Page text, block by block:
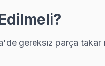
gereksiz parça takar